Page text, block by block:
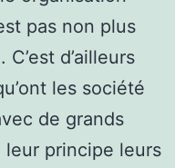
pas non plus
d’ailleurs
les société
de grands
leur principe leurs